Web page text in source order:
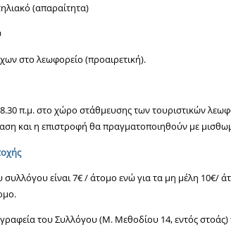
(απαραίτητα)
στο λεωφορείο (προαιρετική).
8.30 π.μ. στο χώρο στάθμευσης των τουριστικών
και η επιστροφή θα πραγματοποιηθούν με
συλλόγου είναι 7€ / άτομο ενώ για τα μη μέλη 10€/
του Συλλόγου (Μ. Μεθοδίου 14, εντός